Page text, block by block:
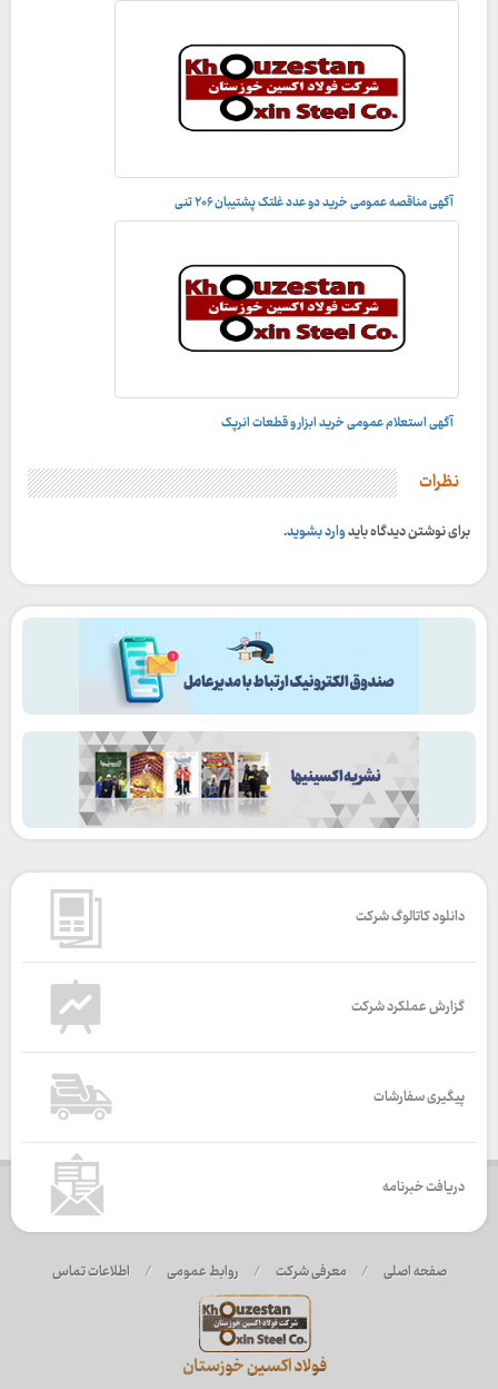
آگهی مناقصه عمومی خريد دو عدد غلتک پشتيبان ۲۰۶ تنى
آگهی استعلام عمومی خرید ابزار و قطعات انرپک
نظرات
برای نوشتن دیدگاه بایدوارد بشوید.
دانلود کاتالوگ شرکت
گزارش عملکرد شرکت
پیگیری سفارشات
دریافت خبرنامه
صفحه اصلی / معرفی شرکت / روابط عمومی / اطلاعات تماس